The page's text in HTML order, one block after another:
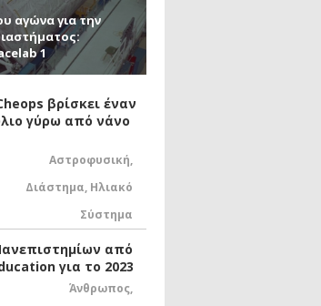
αγώνα για την
1
βρίσκει έναν
γύρω από νάνο
Αστροφυσική,
Διάστημα, Ηλιακό
Σύστημα
από
για το 2023
Άνθρωπος,